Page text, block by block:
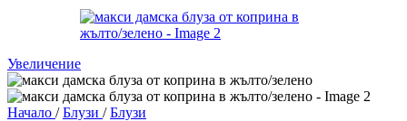
Увеличение
Начало / Блузи / Блузи